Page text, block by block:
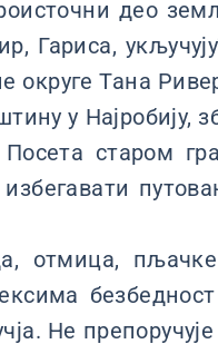
део
Гариса,
округе Тана
у Најробију,
старом
отмица,
He